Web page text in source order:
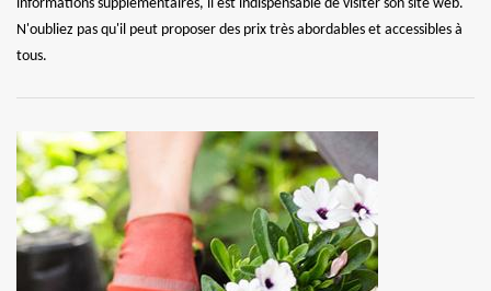
informations supplémentaires, il est indispensable de visiter son site web.
N'oubliez pas qu'il peut proposer des prix très abordables et accessibles à
tous.